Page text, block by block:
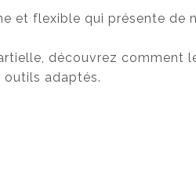
et flexible qui présente de
découvrez comment
adaptés.